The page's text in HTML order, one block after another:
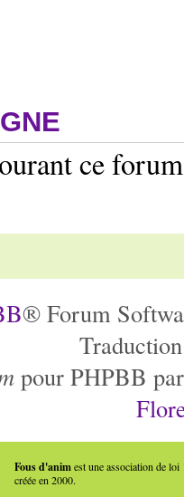
ce
® Forum
pour PHPBB
Fous d'animest une association de loi
créée en 2000.